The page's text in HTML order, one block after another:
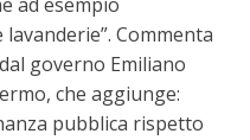
Commenta
governo Emiliano
che aggiunge:
pubblica rispetto